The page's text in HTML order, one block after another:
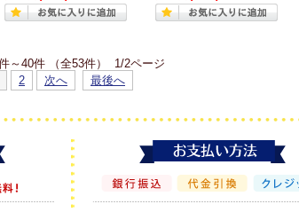
～40件 （全53件） 1/2ページ
2
次へ 最後へ
ランパパの木のおもちゃ